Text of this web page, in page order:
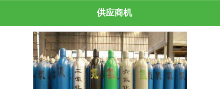
供应商机